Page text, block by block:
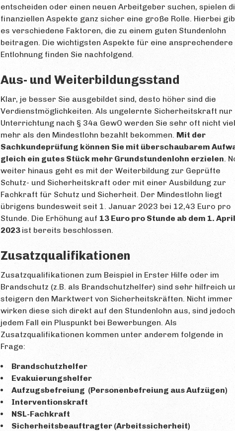
entscheiden oder einen neuen Arbeitgeber suchen, spielen
finanziellen Aspekte ganz sicher eine große Rolle. Hierbei
es verschiedene Faktoren, die zu einem guten Stundenlohn
beitragen. Die wichtigsten Aspekte für eine ansprechendere
Entlohnung finden Sie nachfolgend.
Aus- und Weiterbildungsstand
Klar, je besser Sie ausgebildet sind, desto höher sind die
Verdienstmöglichkeiten. Als ungelernte Sicherheitskraft nur
Unterrichtung nach § 34a GewO werden Sie sehr oft nicht viel
mehr als den Mindestlohn bezahlt bekommen. Mit der
Sachkundeprüfung können Sie mit überschaubarem
gleich ein gutes Stück mehr Grundstundenlohn erzielen .
weiter hinaus geht es mit der Weiterbildung zur Geprüfte
Schutz- und Sicherheitskraft oder mit einer Ausbildung zur
Fachkraft für Schutz und Sicherheit. Der Mindestlohn liegt
übrigens bundesweit seit 1. Januar 2023 bei 12,43 Euro pro
Stunde. Die Erhöhung auf 13 Euro pro Stunde ab dem 1. April
2023 ist bereits beschlossen.
Zusatzqualifikationen
Zusatzqualifikationen zum Beispiel in Erster Hilfe oder im
Brandschutz (z.B. als Brandschutzhelfer) sind sehr hilfreich
steigern den Marktwert von Sicherheitskräften. Nicht immer
wirken diese sich direkt auf den Stundenlohn aus, sind
jedem Fall ein Pluspunkt bei Bewerbungen. Als
Zusatzqualifikationen kommen unter anderem folgende in
Frage:
Brandschutzhelfer
Evakuierungshelfer
Aufzugsbefreiung (Personenbefreiung aus Aufzügen)
Interventionskraft
NSL-Fachkraft
Sicherheitsbeauftragter (Arbeitssicherheit)